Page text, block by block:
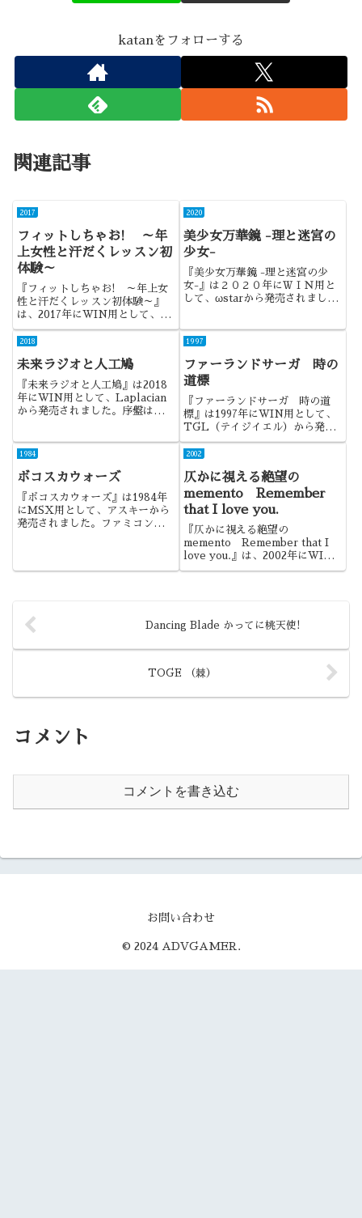
katanをフォローする
関連記事
2017
フィットしちゃお! ～年
上女性と汗だくレッスン初
体験～
『フィットしちゃお! ～年上女
性と汗だくレッスン初体験～』
は、2017年にWIN用として、
WendyBellから発売されまし
た。大人の女性は良いものです
2020
美少女万華鏡 -理と迷宮の
少女-
『美少女万華鏡 -理と迷宮の少
女-』は２０２０年にＷＩＮ用と
して、ωstarから発売されまし
まったシリーズの完結編になりま
す。
2018
未来ラジオと人工鳩
『未来ラジオと人工鳩』は2018
年にWIN用として、Laplacian
から発売されました。序盤は面白
たですね。
1997
ファーランドサーガ 時の
道標
『ファーランドサーガ 時の道
標』は1997年にWIN用として、
TGL（テイジイエル）から発売
前作のマスコットポジションだっ
なります。
1984
ボコスカウォーズ
『ボコスカウォーズ』は1984年
にMSX用として、アスキーから
発売されました。ファミコンのゲ
的存在でしたね。
2002
仄かに視える絶望の
memento Remember
that I love you.
『仄かに視える絶望の
memento Remember that I
love you.』は、2002年にWIN
も多かった...
Dancing Blade かってに桃天使!
TOGE （棘）
コメント
コメントを書き込む
お問い合わせ
© 2024 ADVGAMER.